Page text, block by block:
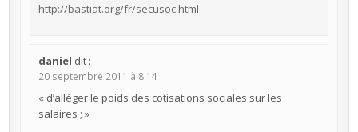
http://bastiat.org/fr/secusoc.html
daniel dit :
20 septembre 2011 à 8:14
« d’alléger le poids des cotisations sociales sur les
salaires ; »